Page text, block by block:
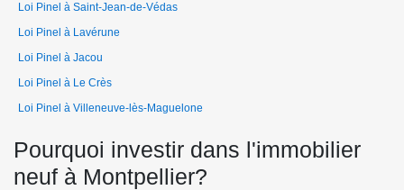
Loi Pinel à Saint-Jean-de-Védas
Loi Pinel à Lavérune
Loi Pinel à Jacou
Loi Pinel à Le Crès
Loi Pinel à Villeneuve-lès-Maguelone
Pourquoi investir dans l'immobilier
neuf à Montpellier?